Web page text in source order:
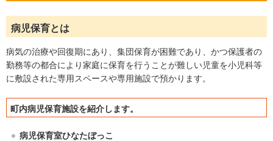
病児保育とは
病気の治療や回復期にあり、集団保育が困難であり、かつ保護者の
勤務等の都合により家庭に保育を行うことが難しい児童を小児科等
に敷設された専用スペースや専用施設で預かります。
町内病児保育施設を紹介します。
病児保育室ひなたぼっこ